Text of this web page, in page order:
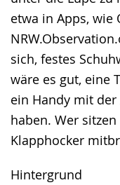
etwa in Apps, wie
sich, festes
wäre es gut, eine
ein Handy mit
haben. Wer
Klapphocker
Hintergrund